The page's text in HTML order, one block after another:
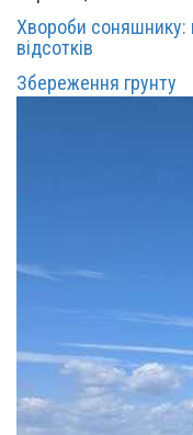
Хвороби соняшнику:
відсотків
Збереження грунту